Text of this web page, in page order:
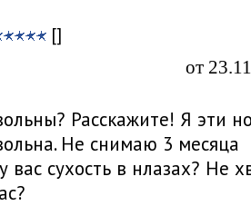
[]
от
Расскажите! Я эти
Не снимаю 3 месяца
сухость в нлазах? Не